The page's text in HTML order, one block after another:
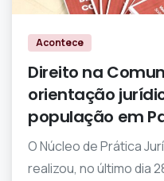
Acontece
Direito na
orientação
população em
O Núcleo de Prática
realizou, no último dia